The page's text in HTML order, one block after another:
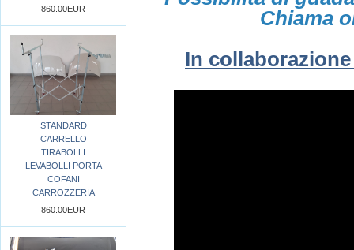
860.00EUR
STANDARD
CARRELLO
TIRABOLLI
LEVABOLLI PORTA
COFANI
CARROZZERIA
860.00EUR
Chiama
In